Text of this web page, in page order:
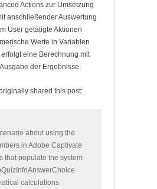
Actions zur Umsetzung
anschließender Auswertung
User getätigte Aktionen
Werte in Variablen
eine Berechnung mit
der Ergebnisse.
shared this post:
about using the
in Adobe Captivate
that populate the system
calculations